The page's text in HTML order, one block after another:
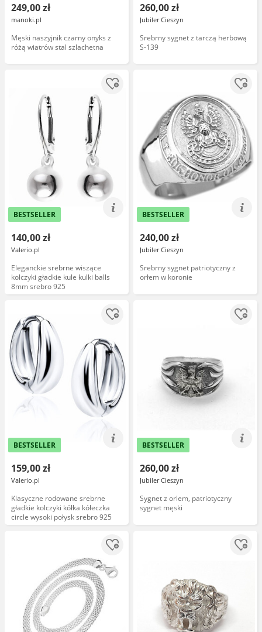
249,00 zł
manoki.pl
Męski naszyjnik czarny onyks z
różą wiatrów stal szlachetna
260,00 zł
Jubiler Cieszyn
Srebrny sygnet z tarczą herbową
S-139
BESTSELLER
140,00 zł
Valerio.pl
Eleganckie srebrne wiszące
kolczyki gładkie kule kulki balls
8mm srebro 925
BESTSELLER
240,00 zł
Jubiler Cieszyn
Srebrny sygnet patriotyczny z
orłem w koronie
BESTSELLER
159,00 zł
Valerio.pl
Klasyczne rodowane srebrne
gładkie kolczyki kółka kółeczka
circle wysoki połysk srebro 925
BESTSELLER
260,00 zł
Jubiler Cieszyn
Sygnet z orlem, patriotyczny
sygnet męski